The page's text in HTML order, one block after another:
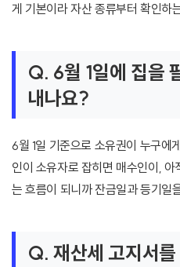
게 기본이라 자산 종류부터 확인하
Q. 6월 1일에 집을
내나요?
6월 1일 기준으로 소유권이 누구에
인이 소유자로 잡히면 매수인이,
는 흐름이 되니까 잔금일과 등기일
Q. 재산세 고지서